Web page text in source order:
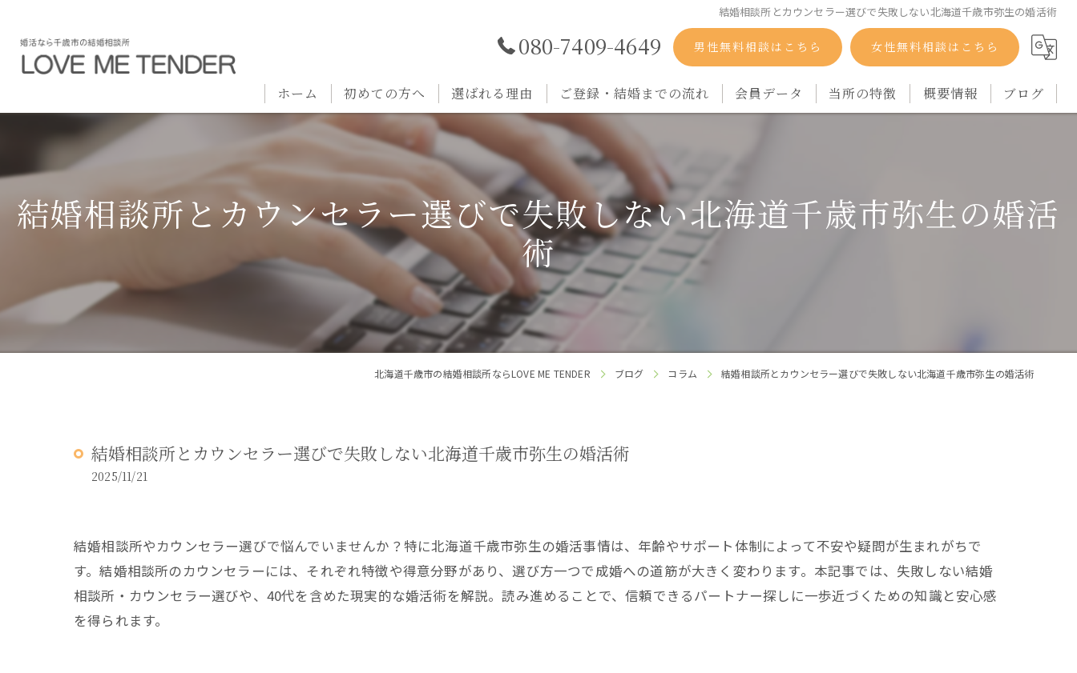
結婚相談所とカウンセラー選びで失敗しない北海道千歳市弥生の婚活術
080-7409-4649 男性無料相談はこちら 女性無料相談はこちら
ホーム 初めての方へ 選ばれる理由 ご登録・結婚までの流れ 会員データ 当所の特徴
シングルマザー
概要情報 ブログ
結婚相談所とカウンセラー選びで失敗しない北海道千歳市弥生の婚活
術
北海道千歳市の結婚相談所ならLOVE ME TENDER ブログ コラム 結婚相談所とカウンセラー選びで失敗しない北海道千歳市弥生の婚活術
結婚相談所とカウンセラー選びで失敗しない北海道千歳市弥生の婚活術
2025/11/21
結婚相談所やカウンセラー選びで悩んでいませんか？特に北海道千歳市弥生の婚活事情は、年齢やサポート体制によって不安や疑問が生まれがちで
す。結婚相談所のカウンセラーには、それぞれ特徴や得意分野があり、選び方一つで成婚への道筋が大きく変わります。本記事では、失敗しない結婚
相談所・カウンセラー選びや、40代を含めた現実的な婚活術を解説。読み進めることで、信頼できるパートナー探しに一歩近づくための知識と安心感
を得られます。